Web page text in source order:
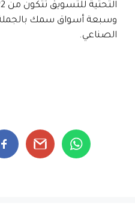
وسبعة أسواق سمك
الصناعي.